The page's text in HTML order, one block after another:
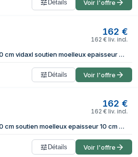
Détails Voir l'offre
162 €
162 € liv. incl.
Matelas mousse 160x220 cm vidaxl soutien moelleux epaisseur 10 cm 7 zones housse de matelas
Détails Voir l'offre
162 €
162 € liv. incl.
Matelas mousse 160x220 cm soutien moelleux epaisseur 10 cm 7 zones housse de matelas
Détails Voir l'offre